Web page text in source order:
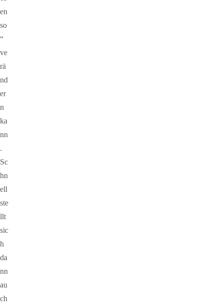
en
so
“
ve
rä
nd
er
n
ka
nn
.
Sc
hn
ell
ste
llt
sic
h
da
nn
au
ch